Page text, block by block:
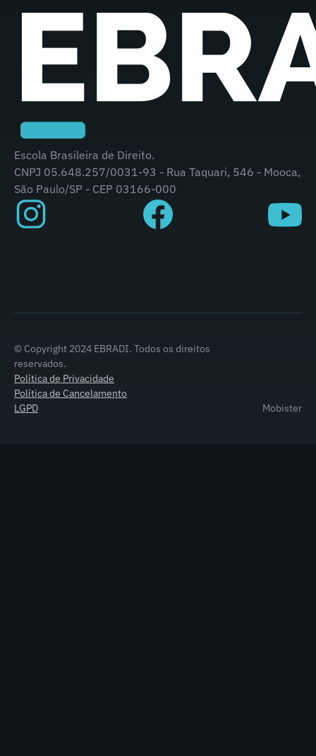
Escola Brasileira de Direito.
CNPJ 05.648.257/0031-93 - Rua Taquari, 546 - Mooca,
São Paulo/SP - CEP 03166-000
© Copyright 2024 EBRADI. Todos os direitos
reservados.
Política de Privacidade
Política de Cancelamento
LGPD
Mobister